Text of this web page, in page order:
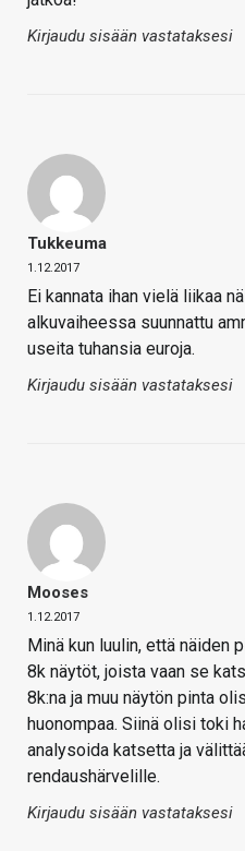
Kirjaudu sisään vastataksesi
Tukkeuma
1.12.2017
Ei kannata ihan vielä liikaa
alkuvaiheessa suunnattu
useita tuhansia euroja.
Kirjaudu sisään vastataksesi
Mooses
1.12.2017
Minä kun luulin, että näiden
8k näytöt, joista vaan se
8k:na ja muu näytön pinta
huonompaa. Siinä olisi toki
analysoida katsetta ja
rendaushärvelille.
Kirjaudu sisään vastataksesi